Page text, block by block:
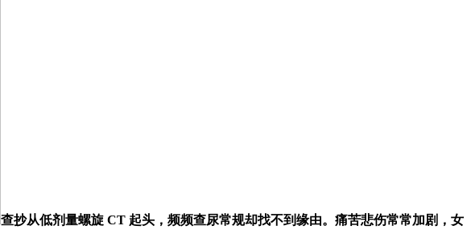
查抄从低剂量螺旋 CT 起头，频频查尿常规却找不到缘由。痛苦悲伤常常加剧，女